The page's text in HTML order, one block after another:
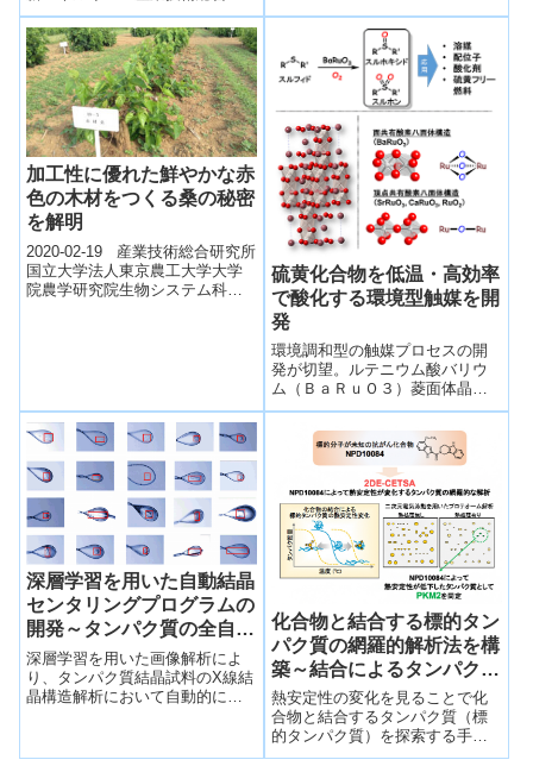
発機構,北里研究所,大阪市立大学
NEDO、学校法人北里研究所、
公...
加工性に優れた鮮やかな赤
色の木材をつくる桑の秘密
を解明
2020-02-19 産業技術総合研究所
国立大学法人東京農工大学大学
院農学研究院生物システム科学
硫黄化合物を低温・高効率
で酸化する環境型触媒を開
発
環境調和型の触媒プロセスの開
発が切望。ルテニウム酸バリウ
ム（ＢａＲｕＯ３）菱面体晶ペ
ロブスカイト触媒が、硫黄化合
（Ｏ２）のみを酸素源として有
用なスルホキシドやスルホンを
合成できることを発見した。
深層学習を用いた自動結晶
センタリングプログラムの
開発～タンパク質の全自動
結晶構造解析を可能に～
深層学習を用いた画像解析によ
り、タンパク質結晶試料のX線結
晶構造解析において自動的に検
化合物と結合する標的タン
パク質の網羅的解析法を構
築～結合によるタンパク質
の熱安定性変化に注目～
熱安定性の変化を見ることで化
合物と結合するタンパク質（標
的タンパク質）を探索する手法
を構築し、抗がん活性を持つ化